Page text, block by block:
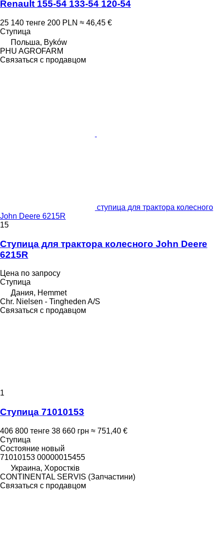
Renault 155-54 133-54 120-54
25 140 тенге 200 PLN ≈ 46,45 €
Ступица
Польша, Byków
PHU AGROFARM
Связаться с продавцом
ступица для трактора колесного
John Deere 6215R
15
Ступица для трактора колесного John Deere
6215R
Цена по запросу
Ступица
Дания, Hemmet
Chr. Nielsen - Tingheden A/S
Связаться с продавцом
1
Ступица 71010153
406 800 тенге 38 660 грн ≈ 751,40 €
Ступица
Состояние новый
71010153 00000015455
Украина, Хоростків
CONTINENTAL SERVIS (Запчастини)
Связаться с продавцом